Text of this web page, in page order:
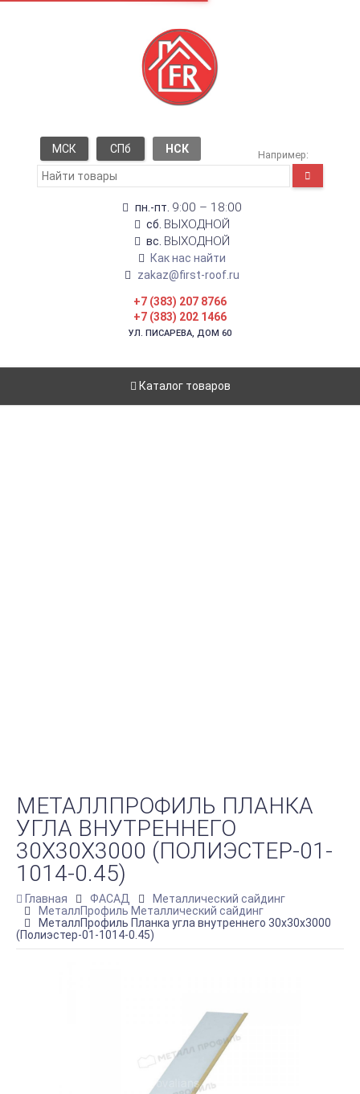
МСК СПб НСК Например:
пн.-пт. 9:00 – 18:00
сб. ВЫХОДНОЙ
вс. ВЫХОДНОЙ
Как нас найти
zakaz@first-roof.ru
+7 (383) 207 8766
+7 (383) 202 1466
УЛ. ПИСАРЕВА, ДОМ 60
Каталог товаров
МЕТАЛЛПРОФИЛЬ ПЛАНКА
УГЛА ВНУТРЕННЕГО
30Х30Х3000 (ПОЛИЭСТЕР-01-
1014-0.45)
Главная ФАСАД
Металлический сайдинг
МеталлПрофиль Металлический сайдинг
МеталлПрофиль Планка угла внутреннего 30х30х3000
(Полиэстер-01-1014-0.45)